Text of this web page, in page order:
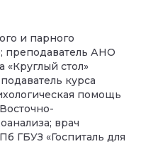
и парного
преподаватель АНО
«Круглый стол»
курса
помощь
врач
ГБУЗ «Госпиталь для